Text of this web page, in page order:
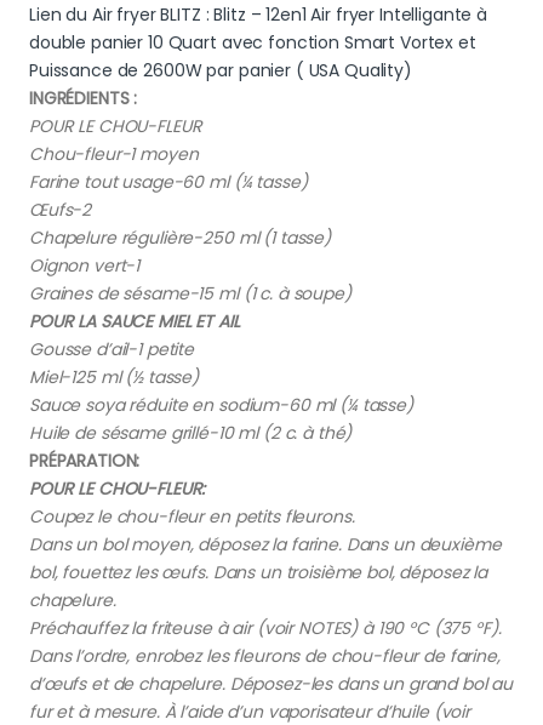
Lien du Air fryer BLITZ : Blitz – 12en1 Air fryer Intelligante à
double panier 10 Quart avec fonction Smart Vortex et
Puissance de 2600W par panier ( USA Quality)
INGRÉDIENTS :
POUR LE CHOU-FLEUR
Chou-fleur-1 moyen
Farine tout usage-60 ml (¼ tasse)
Œufs-2
Chapelure régulière-250 ml (1 tasse)
Oignon vert-1
Graines de sésame-15 ml (1 c. à soupe)
POUR LA SAUCE MIEL ET AIL
Gousse d’ail-1 petite
Miel-125 ml (½ tasse)
Sauce soya réduite en sodium-60 ml (¼ tasse)
Huile de sésame grillé-10 ml (2 c. à thé)
PRÉPARATION:
POUR LE CHOU-FLEUR:
Coupez le chou-fleur en petits fleurons.
Dans un bol moyen, déposez la farine. Dans un deuxième
bol, fouettez les œufs. Dans un troisième bol, déposez la
chapelure.
Préchauffez la friteuse à air (voir NOTES) à 190 °C (375 °F).
Dans l’ordre, enrobez les fleurons de chou-fleur de farine,
d’œufs et de chapelure. Déposez-les dans un grand bol au
fur et à mesure. À l’aide d’un vaporisateur d’huile (voir